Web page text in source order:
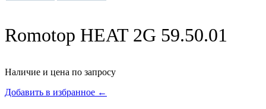
Romotop HEAT 2G 59.50.01
Наличие и цена по запросу
Добавить в избранное ←